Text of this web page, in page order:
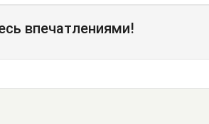
впечатлениями!